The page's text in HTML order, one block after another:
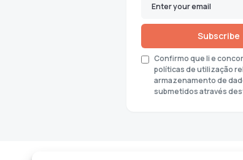
Subscribe
Confirmo que li e
políticas de utilização
armazenamento de
submetidos através